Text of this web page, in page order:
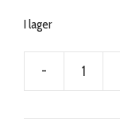
I lager
-